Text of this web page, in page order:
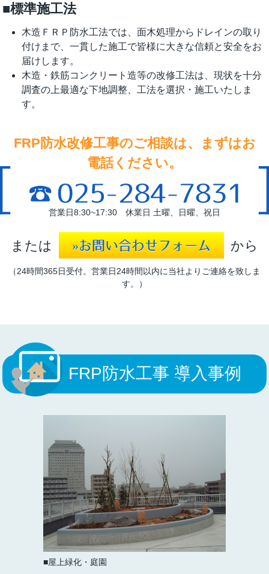
■標準施工法
木造ＦＲＰ防水工法では、面木処理からドレインの取り
付けまで、一貫した施工で皆様に大きな信頼と安全をお
届けします。
木造・鉄筋コンクリート造等の改修工法は、現状を十分
調査の上最適な下地調整、工法を選択・施工いたしま
す。
FRP防水改修工事のご相談は、まずはお
電話ください。
営業日8:30~17:30 休業日 土曜、日曜、祝日
または »お問い合わせフォーム から
（24時間365日受付。営業日24時間以内に当社よりご連絡を致しま
す。）
FRP防水工事 導入事例
屋上緑化・庭園